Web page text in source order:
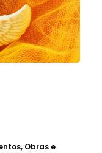
Obras e